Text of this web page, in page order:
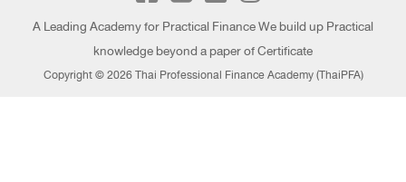
A Leading Academy for Practical Finance We build up Practical
knowledge beyond a paper of Certificate
Copyright © 2026 Thai Professional Finance Academy (ThaiPFA)